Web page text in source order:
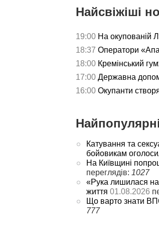
Найсвіжіші
19:00 На окупованій
18:37 Оператори
18:00 Кремінський
17:00 Державна
16:00 Окупанти
Катування та
бойовикам
На Київщині
переглядів: 1027
«Рука лишилася на
життя 01.08.2026
Що варто знати
777